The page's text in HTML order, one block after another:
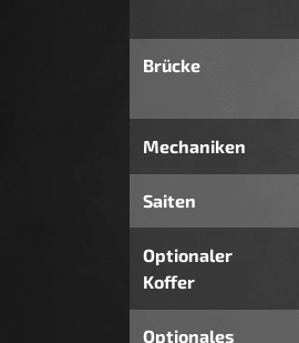
Brücke
Mechaniken
Saiten
Optionaler
Koffer
Optionales